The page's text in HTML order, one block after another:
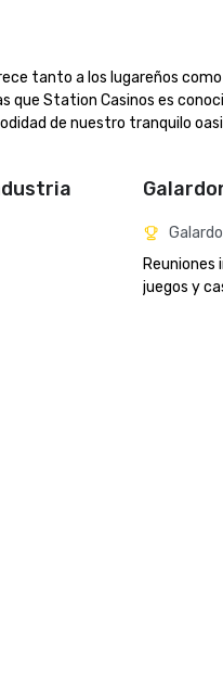
tanto a los lugareños
que Station Casinos es
de nuestro tranquilo
juegos y